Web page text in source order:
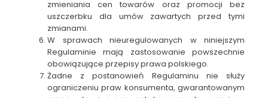
zmieniania cen towarów oraz promocji bez
uszczerbku dla umów zawartych przed tymi
zmianami.
W sprawach nieuregulowanych w niniejszym
Regulaminie mają zastosowanie powszechnie
obowiązujące przepisy prawa polskiego.
Żadne z postanowień Regulaminu nie służy
ograniczeniu praw konsumenta, gwarantowanym